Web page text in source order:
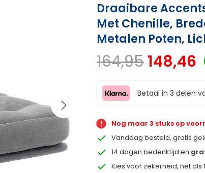
Draaibare
Met Chenille,
Metalen Poten,
164,95148,46
Betaal in 3 delen
Nog maar 3 stuks op
Vandaag besteld, gratis
14 dagen bedenktijd en
Kies voor zekerheid, net als